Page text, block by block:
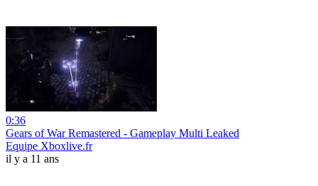
0:36
Gears of War Remastered - Gameplay Multi Leaked
Equipe Xboxlive.fr
il y a 11 ans